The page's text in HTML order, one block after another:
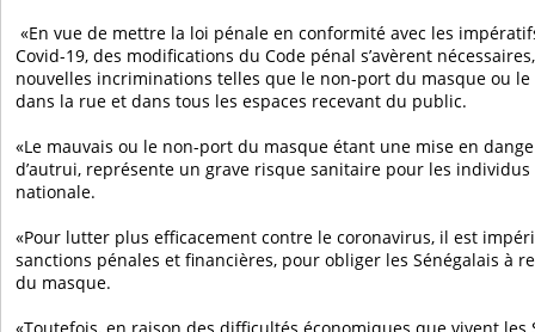
«En vue de mettre la loi pénale en conformité avec les
Covid-19, des modifications du Code pénal s’avèrent
nouvelles incriminations telles que le non-port du masque ou
dans la rue et dans tous les espaces recevant du public.
«Le mauvais ou le non-port du masque étant une mise en
d’autrui, représente un grave risque sanitaire pour les
nationale.
«Pour lutter plus efficacement contre le coronavirus, il est
sanctions pénales et financières, pour obliger les Sénégalais à
du masque.
«Toutefois, en raison des difficultés économiques que vivent les